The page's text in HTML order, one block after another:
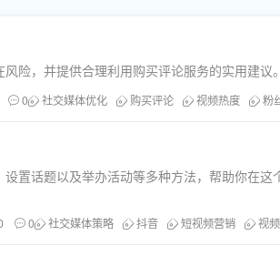
险，并提供合理利用购买评论服务的实用建议
0 社交媒体优化 购买评论 视频热度 粉
置话题以及举办活动等多种方法，帮助你在这
0 社交媒体策略 抖音 短视频营销 视